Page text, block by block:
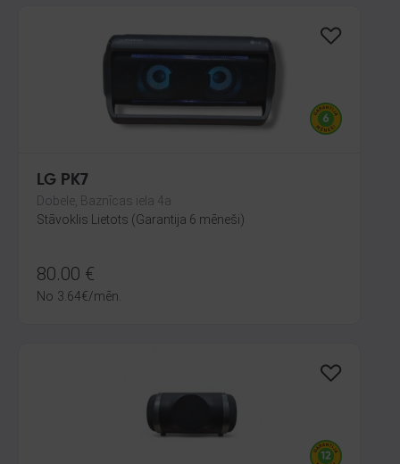
LG PK7
Dobele, Baznīcas iela 4a
Stāvoklis Lietots (Garantija 6 mēneši)
80.00 €
No 3.64€/mēn.